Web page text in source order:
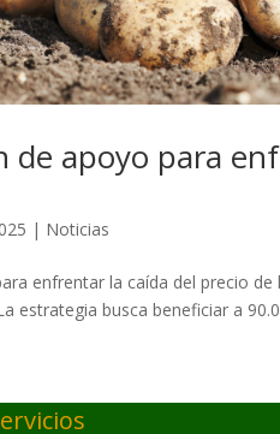
de apoyo para
| Noticias
enfrentar la caída del precio
estrategia busca beneficiar a